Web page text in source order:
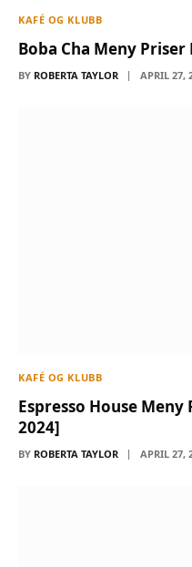
KAFÉ OG KLUBB
Boba Cha Meny
BY ROBERTA TAYLOR APRIL 27,
KAFÉ OG KLUBB
Espresso House
2024]
BY ROBERTA TAYLOR APRIL 27,